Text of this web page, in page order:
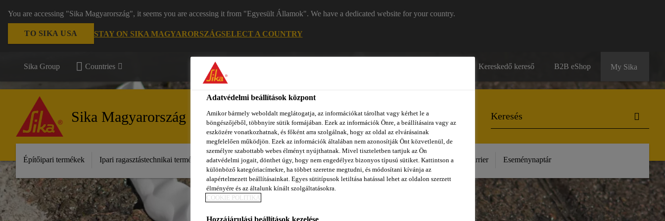
You are accessing "Sika Magyarország", it seems you are accessing it from "Egyesült Államok". We have a dedicated website for your country.
TO SIKA USA STAY ON SIKA MAGYARORSZÁGSELECT A COUNTRY
Sika Group Countries Kereskedő kereső B2B eShop My Sika
Sika Magyarország
Építőipari termékek Ipari ragasztástechnikai termékek Színpont Homlokzattervező Dokumentumok REACH Rólunk Karrier Eseménynaptár
Adatvédelmi beállítások központ
Amikor bármely weboldalt meglátogatja, az információkat tárolhat vagy kérhet le a
böngészőjéből, többnyire sütik formájában. Ezek az információk Önre, a beállításaira vagy az
eszközére vonatkozhatnak, és főként arra szolgálnak, hogy az oldal az elvárásainak
megfelelően működjön. Ezek az információk általában nem azonosítják Önt közvetlenül, de
személyre szabottabb webes élményt nyújthatnak. Mivel tiszteletben tartjuk az Ön
adatvédelmi jogait, dönthet úgy, hogy nem engedélyez bizonyos típusú sütiket. Kattintson a
különböző kategóriacímekre, ha többet szeretne megtudni, és módosítani kívánja az
alapértelmezett beállításainkat. Egyes sütitípusok letiltása hatással lehet az oldalon szerzett
élményére és az általunk kínált szolgáltatásokra.
COOKIE POLITIKA
Hozzájárulási beállítások kezelése